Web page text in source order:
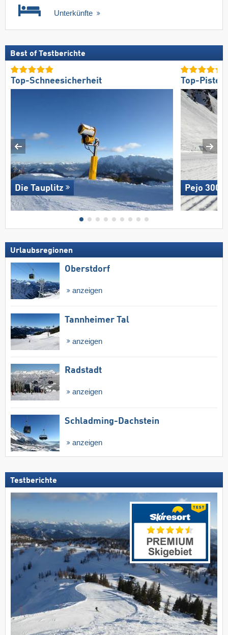
Unterkünfte
Best of Testberichte
Top-Schneesicherheit
Die Tauplitz
Top-
Pejo 3000
Urlaubsregionen
Oberstdorf
anzeigen
Tannheimer Tal
anzeigen
Radstadt
anzeigen
Schladming-Dachstein
anzeigen
Testberichte